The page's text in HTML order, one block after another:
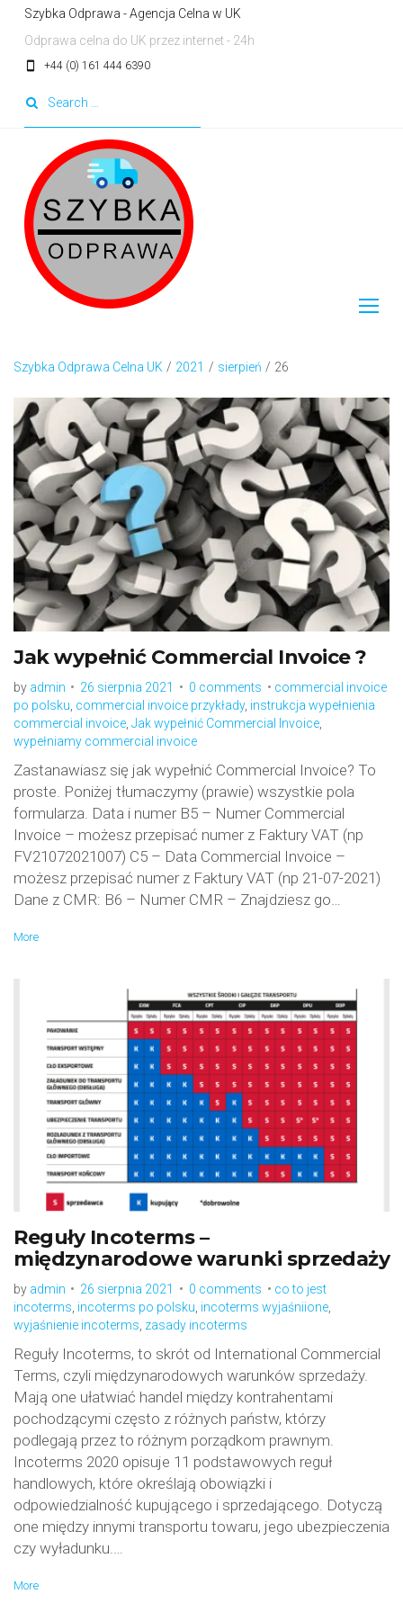
Skip
content
Szybka Odprawa - Agencja Celna w UK
Odprawa celna do UK przez internet - 24h
smartphone +44 (0) 161 444 6390
Szybka Odprawa Celna UK / 2021 / sierpień / 26
Dzień:
2021-
08-
26
Jak wypełnić Commercial Invoice ?
by admin 26 sierpnia 2021 0 comments
commercial invoice
po polsku commercial invoice przykłady, instrukcja wypełnienia
commercial invoice Jak wypełnić Commercial Invoice
wypełniamy commercial invoice
Zastanawiasz się jak wypełnić Commercial Invoice? To
proste. Poniżej tłumaczymy (prawie) wszystkie pola
formularza. Data i numer B5 – Numer Commercial
Invoice – możesz przepisać numer z Faktury VAT (np
FV21072021007) C5 – Data Commercial Invoice –
możesz przepisać numer z Faktury VAT (np 21-07-2021)
Dane z CMR: B6 – Numer CMR – Znajdziesz go…
More
Reguły Incoterms –
międzynarodowe warunki sprzedaży
by admin 26 sierpnia 2021 0 comments
co to jest
incoterms, incoterms po polsku, incoterms wyjaśniione,
wyjaśnienie incoterms, zasady incoterms
Reguły Incoterms, to skrót od International Commercial
Terms, czyli międzynarodowych warunków sprzedaży.
Mają one ułatwiać handel między kontrahentami
pochodzącymi często z różnych państw, którzy
podlegają przez to różnym porządkom prawnym.
Incoterms 2020 opisuje 11 podstawowych reguł
handlowych, które określają obowiązki i
odpowiedzialność kupującego i sprzedającego. Dotyczą
one między innymi transportu towaru, jego ubezpieczenia
czy wyładunku.…
More